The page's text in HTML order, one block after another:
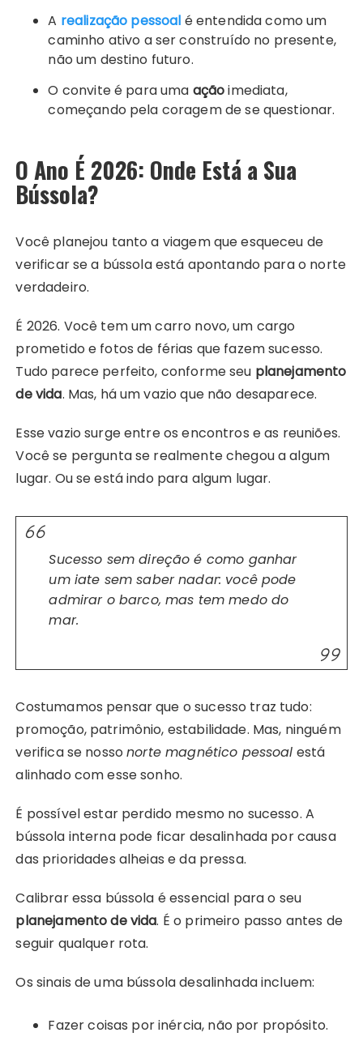
A realização pessoal é entendida como um
caminho ativo a ser construído no presente,
não um destino futuro.
O convite é para uma açãoimediata,
começando pela coragem de se questionar.
O Ano É 2026: Onde Está a Sua
Bússola?
Você planejou tanto a viagem que esqueceu de
verificar se a bússola está apontando para o norte
verdadeiro.
É 2026. Você tem um carro novo, um cargo
prometido e fotos de férias que fazem sucesso.
Tudo parece perfeito, conforme seu planejamento
de vida. Mas, há um vazio que não desaparece.
Esse vazio surge entre os encontros e as reuniões.
Você se pergunta se realmente chegou a algum
lugar. Ou se está indo para algum lugar.
Sucesso sem direção é como ganhar
um iate sem saber nadar: você pode
admirar o barco, mas tem medo do
mar.
Costumamos pensar que o sucesso traz tudo:
promoção, patrimônio, estabilidade. Mas, ninguém
verifica se nossonorte magnético pessoal está
alinhado com esse sonho.
É possível estar perdido mesmo no sucesso. A
bússola interna pode ficar desalinhada por causa
das prioridades alheias e da pressa.
Calibrar essa bússola é essencial para o seu
planejamento de vida. É o primeiro passo antes de
seguir qualquer rota.
Os sinais de uma bússola desalinhada incluem:
Fazer coisas por inércia, não por propósito.